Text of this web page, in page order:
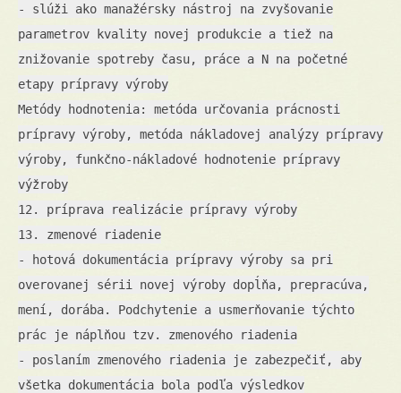
- slúži ako manažérsky nástroj na zvyšovanie
parametrov kvality novej produkcie a tiež na
znižovanie spotreby času, práce a N na početné
etapy prípravy výroby
Metódy hodnotenia: metóda určovania prácnosti
prípravy výroby, metóda nákladovej analýzy prípravy
výroby, funkčno-nákladové hodnotenie prípravy
výžroby
12. príprava realizácie prípravy výroby
13. zmenové riadenie
- hotová dokumentácia prípravy výroby sa pri
overovanej sérii novej výroby dopĺňa, prepracúva,
mení, dorába. Podchytenie a usmerňovanie týchto
prác je náplňou tzv. zmenového riadenia
- poslaním zmenového riadenia je zabezpečiť, aby
všetka dokumentácia bola podľa výsledkov